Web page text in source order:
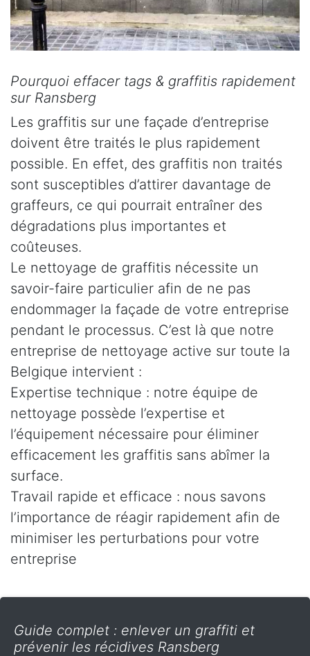
Pourquoi effacer tags & graffitis rapidement
sur Ransberg
Les graffitis sur une façade d’entreprise
doivent être traités le plus rapidement
possible. En effet, des graffitis non traités
sont susceptibles d’attirer davantage de
graffeurs, ce qui pourrait entraîner des
dégradations plus importantes et
coûteuses.
Le nettoyage de graffitis nécessite un
savoir-faire particulier afin de ne pas
endommager la façade de votre entreprise
pendant le processus. C’est là que notre
entreprise de nettoyage active sur toute la
Belgique intervient :
Expertise technique : notre équipe de
nettoyage possède l’expertise et
l’équipement nécessaire pour éliminer
efficacement les graffitis sans abîmer la
surface.
Travail rapide et efficace : nous savons
l’importance de réagir rapidement afin de
minimiser les perturbations pour votre
entreprise
Guide complet : enlever un graffiti et
prévenir les récidives Ransberg